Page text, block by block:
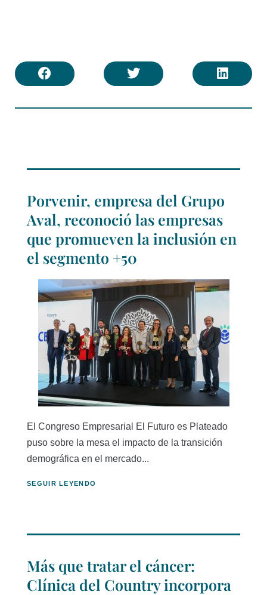
Porvenir, empresa del Grupo
Aval, reconoció las empresas
que promueven la inclusión en
el segmento +50
El Congreso Empresarial El Futuro es Plateado
puso sobre la mesa el impacto de la transición
demográfica en el mercado...
SEGUIR LEYENDO
Más que tratar el cáncer:
Clínica del Country incorpora